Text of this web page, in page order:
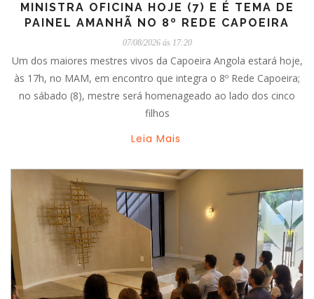
MINISTRA OFICINA HOJE (7) E É TEMA DE
PAINEL AMANHÃ NO 8º REDE CAPOEIRA
07/08/2026 ás 17:20
Um dos maiores mestres vivos da Capoeira Angola estará hoje,
às 17h, no MAM, em encontro que integra o 8º Rede Capoeira;
no sábado (8), mestre será homenageado ao lado dos cinco
filhos
Leia Mais